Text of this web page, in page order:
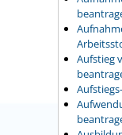
Aufstieg